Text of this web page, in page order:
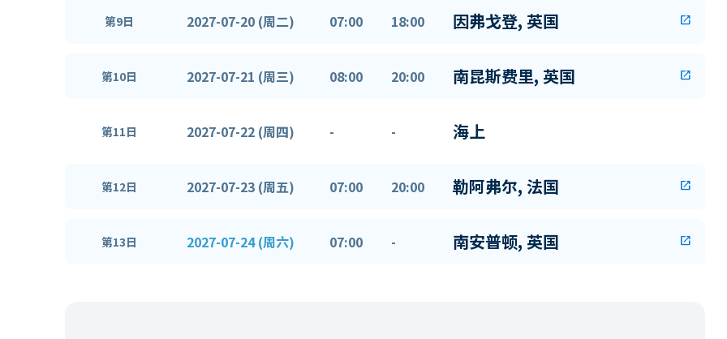
第9日 2027-07-20 (周二) 07:00 18:00 因弗戈登, 英国 open_in_new
第10日 2027-07-21 (周三) 08:00 20:00 南昆斯费里, 英国 open_in_new
第11日 2027-07-22 (周四) - - 海上
第12日 2027-07-23 (周五) 07:00 20:00 勒阿弗尔, 法国 open_in_new
第13日 2027-07-24 (周六) 07:00 - 南安普顿, 英国 open_in_new